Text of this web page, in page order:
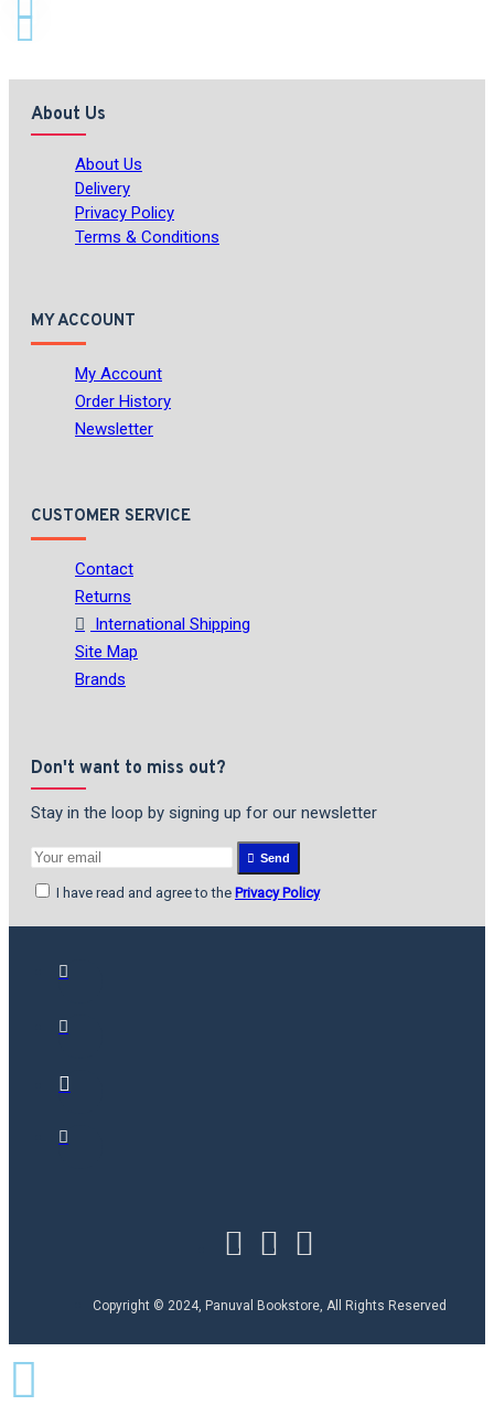
About Us
About Us
Delivery
Privacy Policy
Terms & Conditions
MY ACCOUNT
My Account
Order History
Newsletter
CUSTOMER SERVICE
Contact
Returns
International Shipping
Site Map
Brands
Don't want to miss out?
Stay in the loop by signing up for our newsletter
Send
I have read and agree to the Privacy Policy
Copyright © 2024, Panuval Bookstore, All Rights Reserved